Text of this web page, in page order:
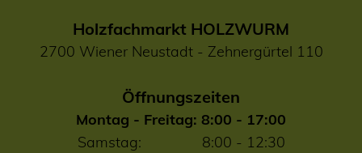
Holzfachmarkt HOLZWURM
2700 Wiener Neustadt - Zehnergürtel 110
Öffnungszeiten
Montag - Freitag: 8:00 - 17:00
Samstag: 8:00 - 12:30